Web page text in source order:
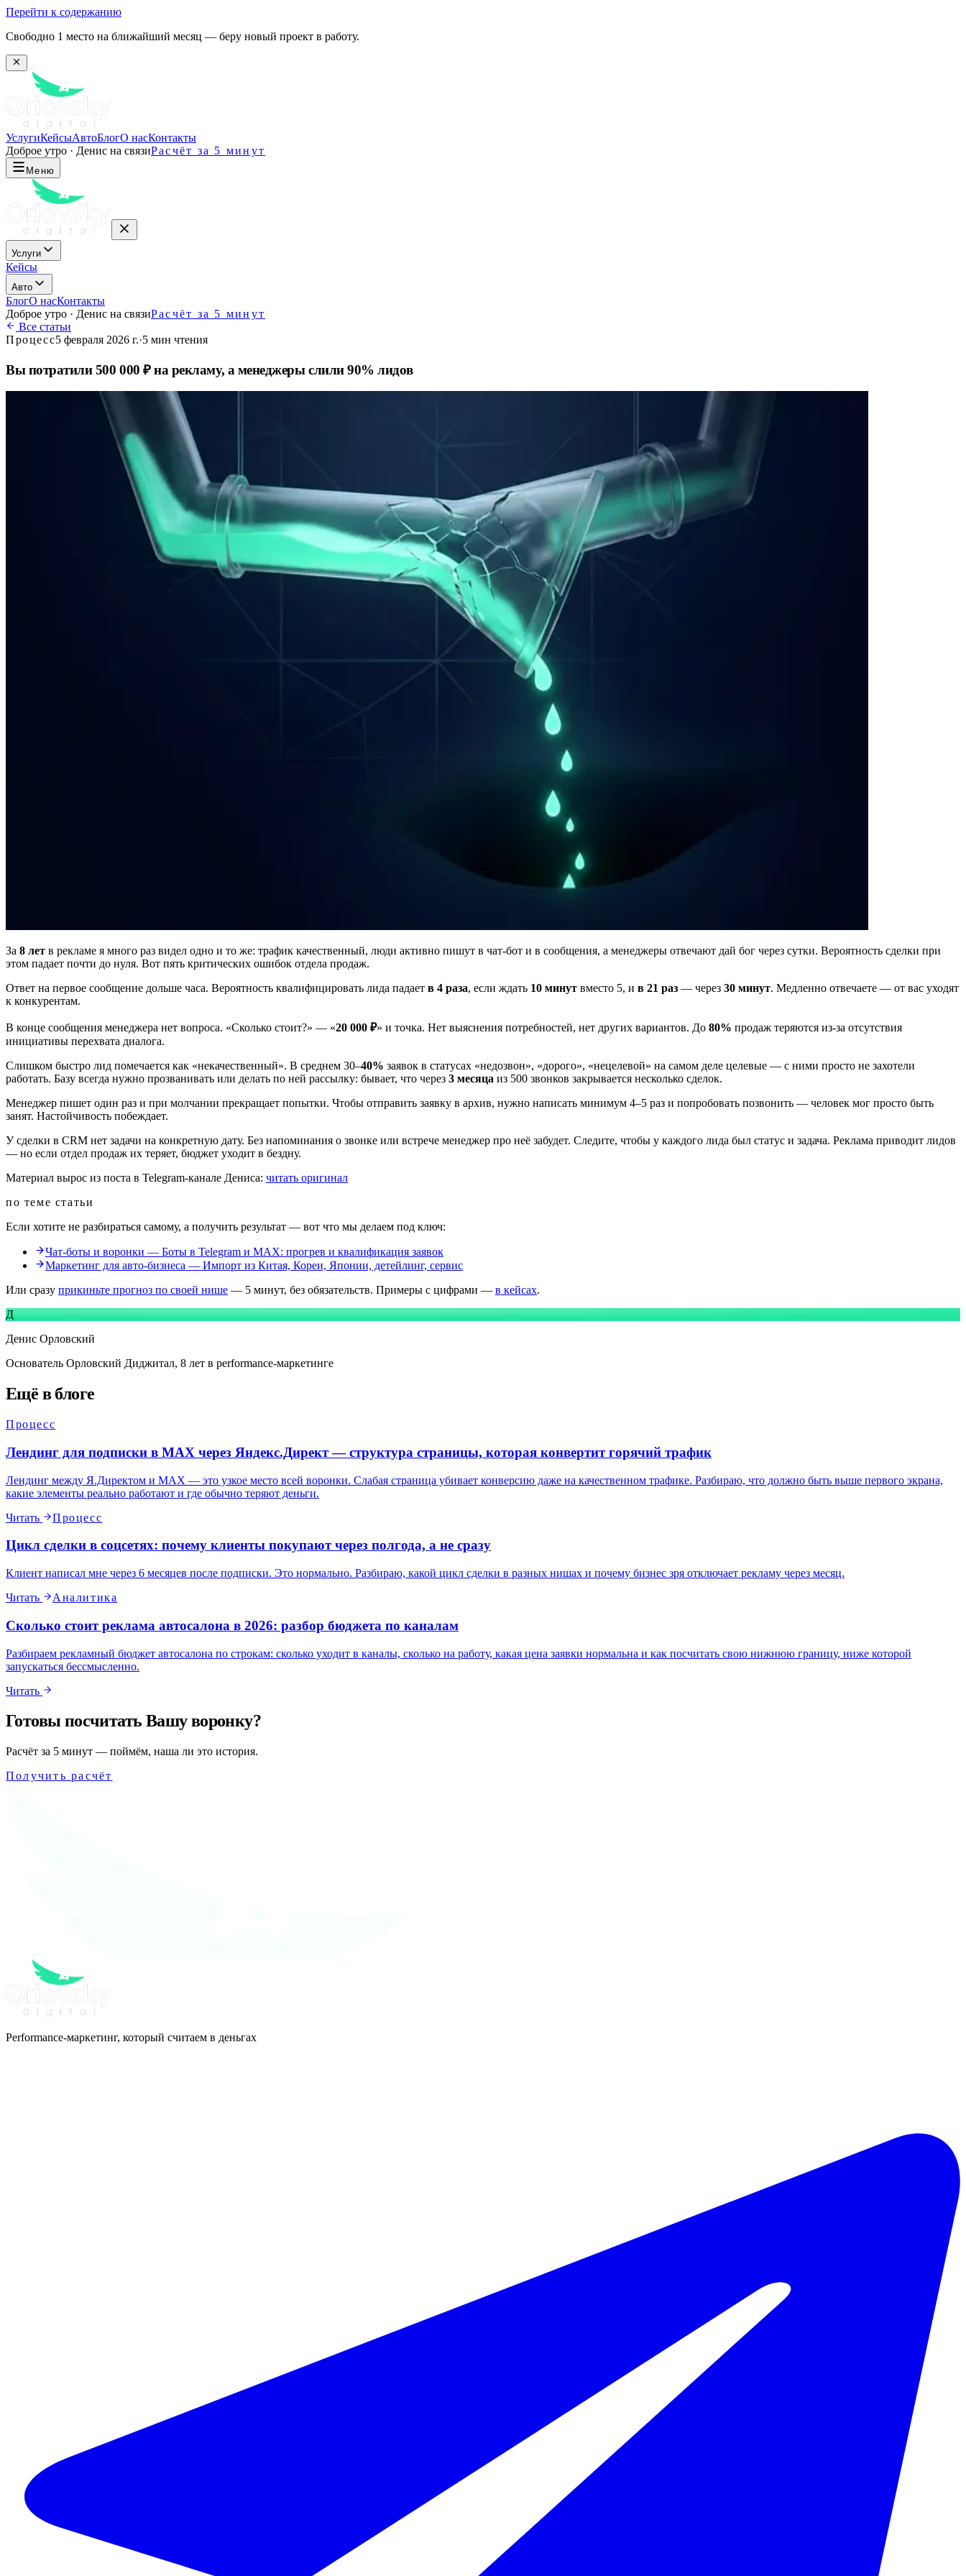
Перейти к содержанию
Свободно 1 место на ближайший месяц — беру новый проект в работу.
УслугиКейсыАвтоБлогО насКонтакты
Доброе утро · Денис на связиРасчёт за 5 минут
Меню
Услуги
Кейсы
Авто
БлогО насКонтакты
Доброе утро · Денис на связиРасчёт за 5 минут
Все статьи
Процесс5 февраля 2026 г.·5 мин чтения
Вы потратили 500 000 ₽ на рекламу, а менеджеры слили 90% лидов
За 8 лет в рекламе я много раз видел одно и то же: трафик качественный, люди активно пишут в чат-бот и в сообщения, а менеджеры отвечают дай бог через сутки. Вероятность сделки при
этом падает почти до нуля. Вот пять критических ошибок отдела продаж.
Ответ на первое сообщение дольше часа. Вероятность квалифицировать лида падает в 4 раза, если ждать 10 минут вместо 5, и в 21 раз — через 30 минут. Медленно отвечаете — от вас уходят
к конкурентам.
В конце сообщения менеджера нет вопроса. «Сколько стоит?» — «20 000 ₽» и точка. Нет выяснения потребностей, нет других вариантов. До 80% продаж теряются из-за отсутствия
инициативы перехвата диалога.
Слишком быстро лид помечается как «некачественный». В среднем 30–40% заявок в статусах «недозвон», «дорого», «нецелевой» на самом деле целевые — с ними просто не захотели
работать. Базу всегда нужно прозванивать или делать по ней рассылку: бывает, что через 3 месяца из 500 звонков закрывается несколько сделок.
Менеджер пишет один раз и при молчании прекращает попытки. Чтобы отправить заявку в архив, нужно написать минимум 4–5 раз и попробовать позвонить — человек мог просто быть
занят. Настойчивость побеждает.
У сделки в CRM нет задачи на конкретную дату. Без напоминания о звонке или встрече менеджер про неё забудет. Следите, чтобы у каждого лида был статус и задача. Реклама приводит лидов
— но если отдел продаж их теряет, бюджет уходит в бездну.
Материал вырос из поста в Telegram-канале Дениса: читать оригинал
по теме статьи
Если хотите не разбираться самому, а получить результат — вот что мы делаем под ключ:
Чат-боты и воронки — Боты в Telegram и MAX: прогрев и квалификация заявок
Маркетинг для авто-бизнеса — Импорт из Китая, Кореи, Японии, детейлинг, сервис
Или сразу прикиньте прогноз по своей нише — 5 минут, без обязательств. Примеры с цифрами — в кейсах.
Д
Денис Орловский
Основатель Орловский Диджитал, 8 лет в performance-маркетинге
Ещё в блоге
Процесс
Лендинг для подписки в MAX через Яндекс.Директ — структура страницы, которая конвертит горячий трафик
Лендинг между Я.Директом и MAX — это узкое место всей воронки. Слабая страница убивает конверсию даже на качественном трафике. Разбираю, что должно быть выше первого экрана,
какие элементы реально работают и где обычно теряют деньги.
Читать
Процесс
Цикл сделки в соцсетях: почему клиенты покупают через полгода, а не сразу
Клиент написал мне через 6 месяцев после подписки. Это нормально. Разбираю, какой цикл сделки в разных нишах и почему бизнес зря отключает рекламу через месяц.
Читать
Аналитика
Сколько стоит реклама автосалона в 2026: разбор бюджета по каналам
Разбираем рекламный бюджет автосалона по строкам: сколько уходит в каналы, сколько на работу, какая цена заявки нормальна и как посчитать свою нижнюю границу, ниже которой
запускаться бессмысленно.
Читать
Готовы посчитать Вашу воронку?
Расчёт за 5 минут — поймём, наша ли это история.
Получить расчёт
Performance-маркетинг, который считаем в деньгах